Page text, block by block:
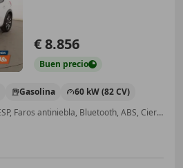
€ 8.856
Buen precio
Gasolina
60 kW (82 CV)
Aire Acondicionado, Isofix, ESP, Faros antiniebla, Bluetooth, ABS, Cierre centralizado, Airbags laterales